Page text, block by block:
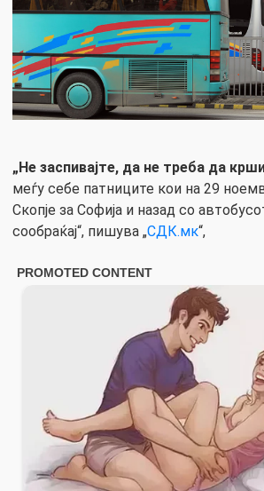
„Не заспивајте, да не треба да
меѓу себе патниците кои на 29
Скопје за Софија и назад со
сообраќај“, пишува „СДК.мк“,